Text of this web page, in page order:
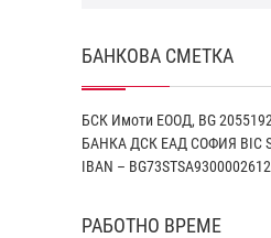
БАНКОВА СМЕТКА
БСК Имоти ЕООД, BG
БАНКА ДСК EАД СОФИЯ BIC
IBAN –
РАБОТНО ВРЕМЕ